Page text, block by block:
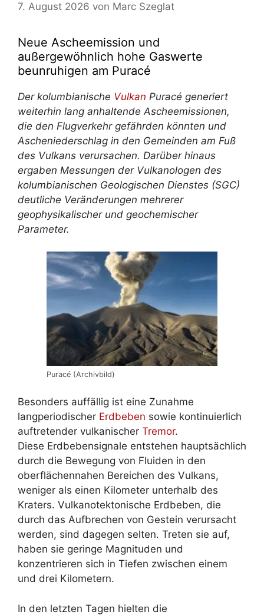
7. August 2026 von Marc Szeglat
Neue Ascheemission und
außergewöhnlich hohe Gaswerte
beunruhigen am Puracé
Der kolumbianische Vulkan Puracé generiert
weiterhin lang anhaltende Ascheemissionen,
die den Flugverkehr gefährden könnten und
Ascheniederschlag in den Gemeinden am Fuß
des Vulkans verursachen. Darüber hinaus
ergaben Messungen der Vulkanologen des
kolumbianischen Geologischen Dienstes (SGC)
deutliche Veränderungen mehrerer
geophysikalischer und geochemischer
Parameter.
Puracé (Archivbild)
Besonders auffällig ist eine Zunahme
langperiodischer Erdbeben sowie kontinuierlich
auftretender vulkanischer Tremor.
Diese Erdbebensignale entstehen hauptsächlich
durch die Bewegung von Fluiden in den
oberflächennahen Bereichen des Vulkans,
weniger als einen Kilometer unterhalb des
Kraters. Vulkanotektonische Erdbeben, die
durch das Aufbrechen von Gestein verursacht
werden, sind dagegen selten. Treten sie auf,
haben sie geringe Magnituden und
konzentrieren sich in Tiefen zwischen einem
und drei Kilometern.
In den letzten Tagen hielten die